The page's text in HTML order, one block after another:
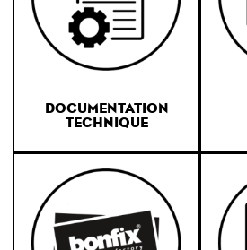
DOCUMENTATION
TECHNIQUE